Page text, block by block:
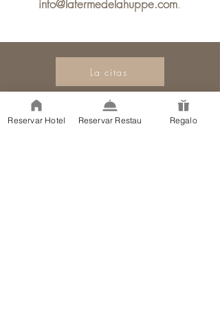
info@lafermedelahuppe.com.
La citas
La Ferme de la Huppe
Hameau des Pourquiers
Reservar Hotel Reservar Restau Regalo